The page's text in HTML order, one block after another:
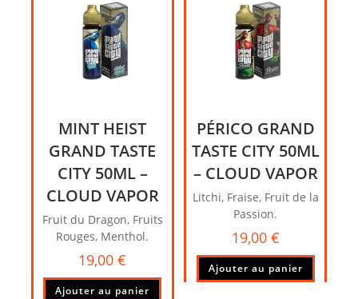
MINT HEIST
GRAND TASTE
CITY 50ML –
CLOUD VAPOR
Fruit du Dragon, Fruits
Rouges, Menthol.
19,00€
Ajouter au panier
PÉRICO GRAND
TASTE CITY 50ML
– CLOUD VAPOR
Litchi, Fraise, Fruit de la
Passion.
19,00 €
Ajouter au panier